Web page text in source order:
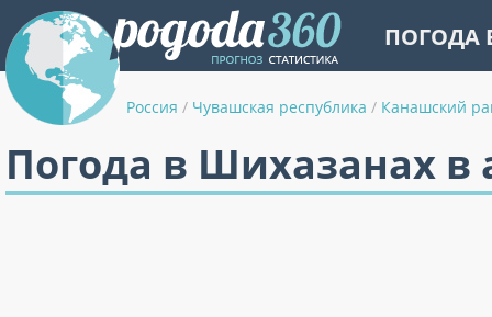
ПОГОДА
Россия / Чувашская республика / Канашский
Погода в Шихазанах в